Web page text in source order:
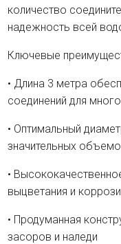
количество
надежность всей
Ключевые
• Длина 3 метра
соединений для
• Оптимальный
значительных
•
выцветания и
• Продуманная
засоров и наледи